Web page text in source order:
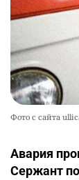
Фото с сайта
Авария
Сержант